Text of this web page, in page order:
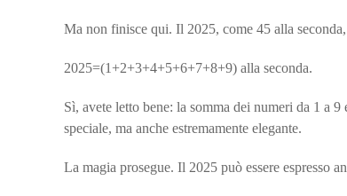
Ma non finisce qui. Il 2025, come 45 alla
2025=(1+2+3+4+5+6+7+8+9) alla seconda.
Sì, avete letto bene: la somma dei numeri da 1 a
speciale, ma anche estremamente elegante.
La magia prosegue. Il 2025 può essere espresso